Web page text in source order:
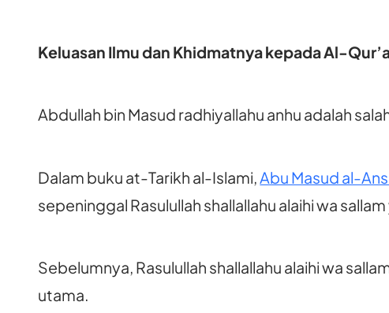
Keluasan Ilmu dan Khidmatnya kepada Al-
Abdullah bin Masud radhiyallahu anhu adalah
Dalam buku at-Tarikh al-Islami, Abu Masud al-
sepeninggal Rasulullah shallallahu alaihi wa
Sebelumnya, Rasulullah shallallahu alaihi wa
utama.